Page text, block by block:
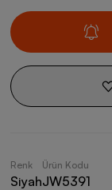
Renk
Siyah
Ürün Kodu
JW5391